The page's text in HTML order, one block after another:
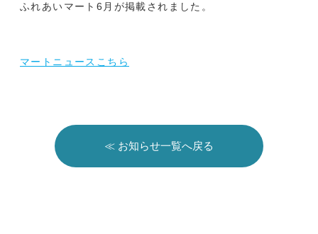
ふれあいマート6月が掲載されました。
マートニュースこちら
≪ お知らせ一覧へ戻る